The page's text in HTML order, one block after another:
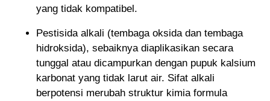
yang tidak kompatibel.
Pestisida alkali (tembaga oksida dan tembaga
hidroksida), sebaiknya diaplikasikan secara
tunggal atau dicampurkan dengan pupuk kalsium
karbonat yang tidak larut air. Sifat alkali
berpotensi merubah struktur kimia formula